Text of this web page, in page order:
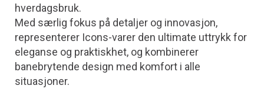
hverdagsbruk.
Med særlig fokus på detaljer og innovasjon,
representerer Icons-varer den ultimate uttrykk for
eleganse og praktiskhet, og kombinerer
banebrytende design med komfort i alle
situasjoner.